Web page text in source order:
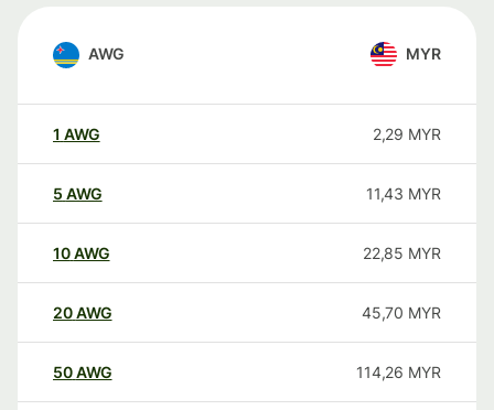
AWG MYR
1 AWG 2,29 MYR
5 AWG 11,43 MYR
10AWG 22,85 MYR
20AWG 45,70 MYR
50AWG 114,26 MYR